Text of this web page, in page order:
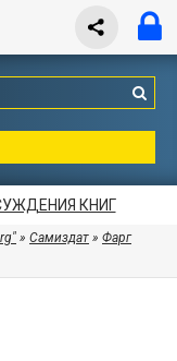
КНИГ
» Самиздат » Фарг